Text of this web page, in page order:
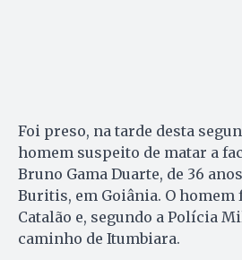
Foi preso, na tarde desta
homem suspeito de matar a
Bruno Gama Duarte, de 36
Buritis, em Goiânia. O homem
Catalão e, segundo a Polícia
caminho de Itumbiara.